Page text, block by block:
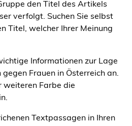
den Titel des Artikels
verfolgt. Suchen Sie selbst
Titel, welcher Ihrer Meinung
Informationen zur Lage
Frauen in Österreich an.
weiteren Farbe die
Textpassagen in Ihren